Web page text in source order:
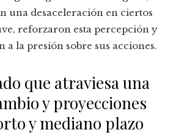
una desaceleración en ciertos
reforzaron esta percepción y
la presión sobre sus acciones.
que atraviesa una
y proyecciones
y mediano plazo